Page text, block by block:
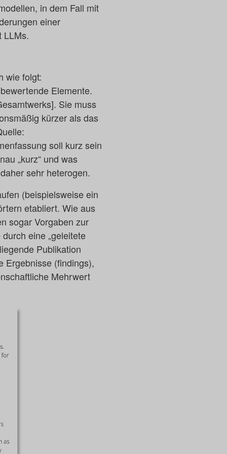
in dem Fall mit
einer
LLMs.
wie folgt:
Elemente.
Sie muss
kürzer als das
soll kurz sein
„kurz“ und was
sehr heterogen.
(beispielsweise ein
etabliert. Wie aus
sogar Vorgaben zur
eine „geleitete
Publikation
Ergebnisse (findings),
Mehrwert